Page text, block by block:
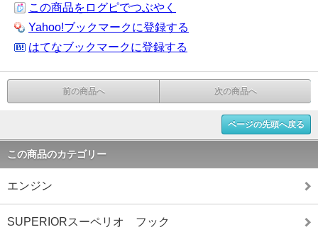
この商品をログピでつぶやく
Yahoo!ブックマークに登録する
はてなブックマークに登録する
前の商品へ 次の商品へ
ページの先頭へ戻る
この商品のカテゴリー
エンジン
SUPERIORスーペリオ フック